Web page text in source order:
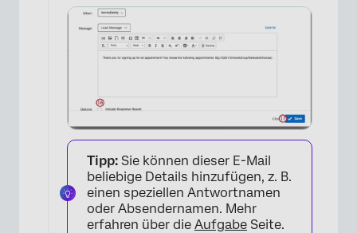
Tipp: Sie können dieser E-Mail
beliebige Details hinzufügen, z. B.
einen speziellen Antwortnamen
oder Absendernamen. Mehr
erfahren über die Aufgabe Seite.